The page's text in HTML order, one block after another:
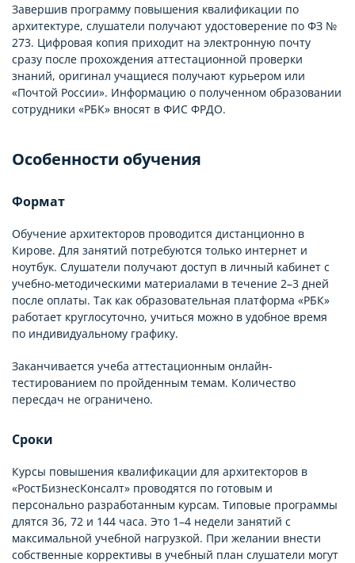
Завершив программу повышения квалификации по
архитектуре, слушатели получают удостоверение по ФЗ №
273. Цифровая копия приходит на электронную почту
сразу после прохождения аттестационной проверки
знаний, оригинал учащиеся получают курьером или
«Почтой России». Информацию о полученном образовании
сотрудники «РБК» вносят в ФИС ФРДО.
Особенности обучения
Формат
Обучение архитекторов проводится дистанционно в
Кирове. Для занятий потребуются только интернет и
ноутбук. Слушатели получают доступ в личный кабинет с
учебно-методическими материалами в течение 2–3 дней
после оплаты. Так как образовательная платформа «РБК»
работает круглосуточно, учиться можно в удобное время
по индивидуальному графику.
Заканчивается учеба аттестационным онлайн-
тестированием по пройденным темам. Количество
пересдач не ограничено.
Сроки
Курсы повышения квалификации для архитекторов в
«РостБизнесКонсалт» проводятся по готовым и
персонально разработанным курсам. Типовые программы
длятся 36, 72 и 144 часа. Это 1–4 недели занятий с
максимальной учебной нагрузкой. При желании внести
собственные коррективы в учебный план слушатели могут